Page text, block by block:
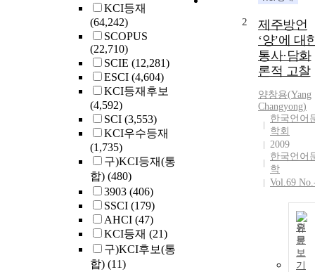
KCI등재
(64,242)
SCOPUS
(22,710)
SCIE (12,281)
ESCI (4,604)
KCI등재후보
(4,592)
SCI (3,553)
KCI우수등재
(1,735)
구)KCI등재(통
합) (480)
3903 (406)
SSCI (179)
AHCI (47)
KCI등재 (21)
구)KCI후보(통
합) (11)
2
제주방언
‘양’에 대
통사·담화
론적 고찰
양창용(Yang
Changyong)
한국언어
학회
2009
한국언어
학
Vol.69
원
문
보
기